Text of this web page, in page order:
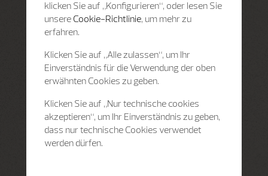
klicken Sie auf „Konfigurieren“, oder lesen Sie
unsere Cookie-Richtlinie, um mehr zu
erfahren.
Klicken Sie auf „Alle zulassen“, um Ihr
Einverständnis für die Verwendung der oben
erwähnten Cookies zu geben.
Klicken Sie auf „Nur technische cookies
akzeptieren“, um Ihr Einverständnis zu geben,
dass nur technische Cookies verwendet
werden dürfen.